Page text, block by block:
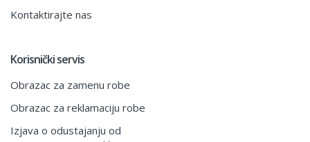
Kontaktirajte nas
Korisnički servis
Obrazac za zamenu robe
Obrazac za reklamaciju robe
Izjava o odustajanju od